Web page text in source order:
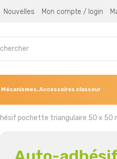
Nouvelles Mon compte / login
Mécanismes, Accessoires classeur
pochette triangulaire 50 x 50